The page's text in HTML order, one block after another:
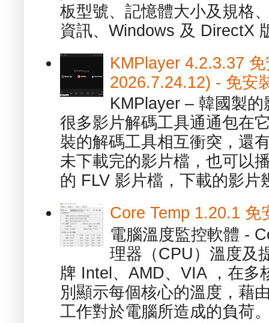
板型號、記憶體大小及規格
資訊、Windows 及 DirectX
KMPlayer 4.2.3.37
2026.7.24.12) - 免安
KMPlayer – 韓國製
很多影片解碼工具通通包在
裝的解碼工具相互衝突，還
未下載完的影片檔，也可以
的 FLV 影片檔，下載的影片
Core Temp 1.20.1 免
電腦溫度監控軟體 -
理器（CPU）溫度及
牌 Intel、AMD、VIA ，在多
別顯示每個核心的溫度，藉
工作對於電腦所造成的負荷